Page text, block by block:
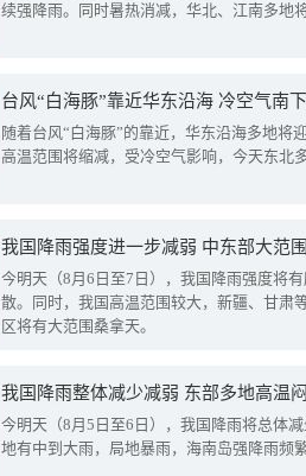
续强降雨。同时暑热消减，华北、江南多地
台风“白海豚”靠近华东沿海 冷空气南
随着台风“白海豚”的靠近，华东沿海多地将
高温范围将缩减，受冷空气影响，今天东北
今明天（8月6日至7日），我国降雨强度将
散。同时，我国高温范围较大，新疆、甘肃
区将有大范围桑拿天。
我国降雨整体减少减弱 东部多地高温
今明天（8月5日至6日），我国降雨将总体
地有中到大雨，局地暴雨，海南岛强降雨频